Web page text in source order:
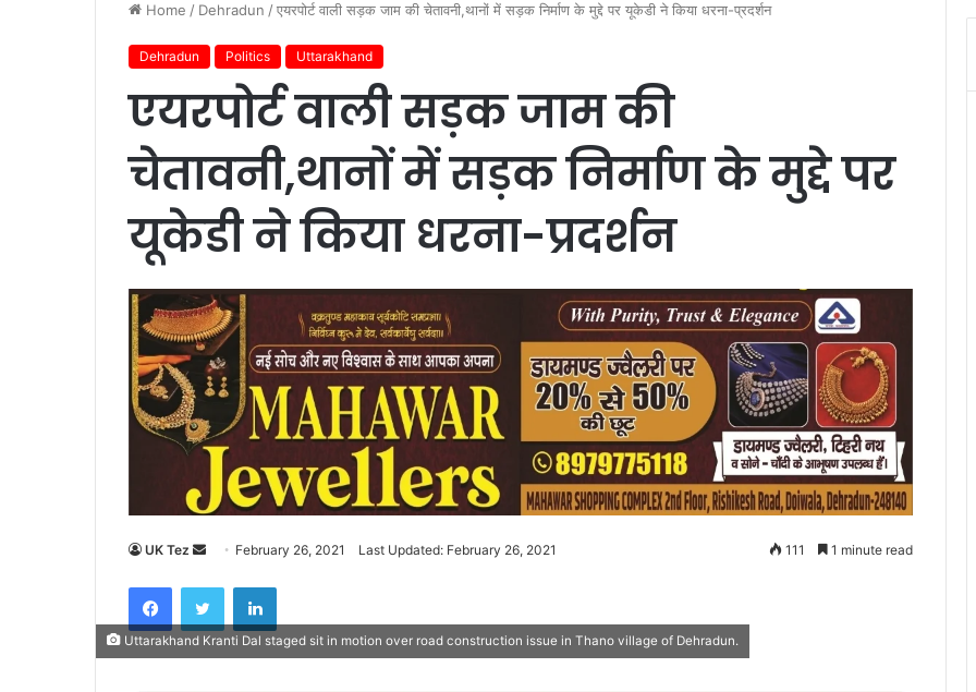
Home / Dehradun /एयरपोर्ट वाली सड़क जाम की चेतावनी,थानों में सड़क निर्माण के मुद्दे पर यूकेडी ने किया धरना-प्रदर्शन
Dehradun Politics Uttarakhand
एयरपोर्ट वाली सड़क जाम की
चेतावनी,थानों में सड़क निर्माण के मुद्दे पर
यूकेडी ने किया धरना-प्रदर्शन
UK Tez
n
d
a
February 26, 2021 Last Updated: February 26, 2021 111 1 minute read
Uttarakhand Kranti Dal staged sit in motion over road construction issue in Thano village of Dehradun.